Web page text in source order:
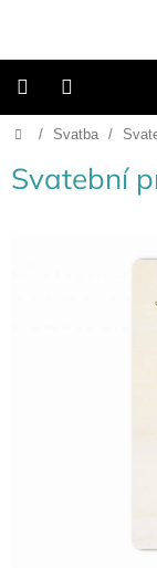
Připravené
balíčky
Domů
/ Svatba /
Svatební